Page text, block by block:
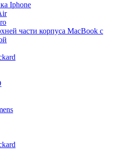
Iphone
части корпуса MacBook с